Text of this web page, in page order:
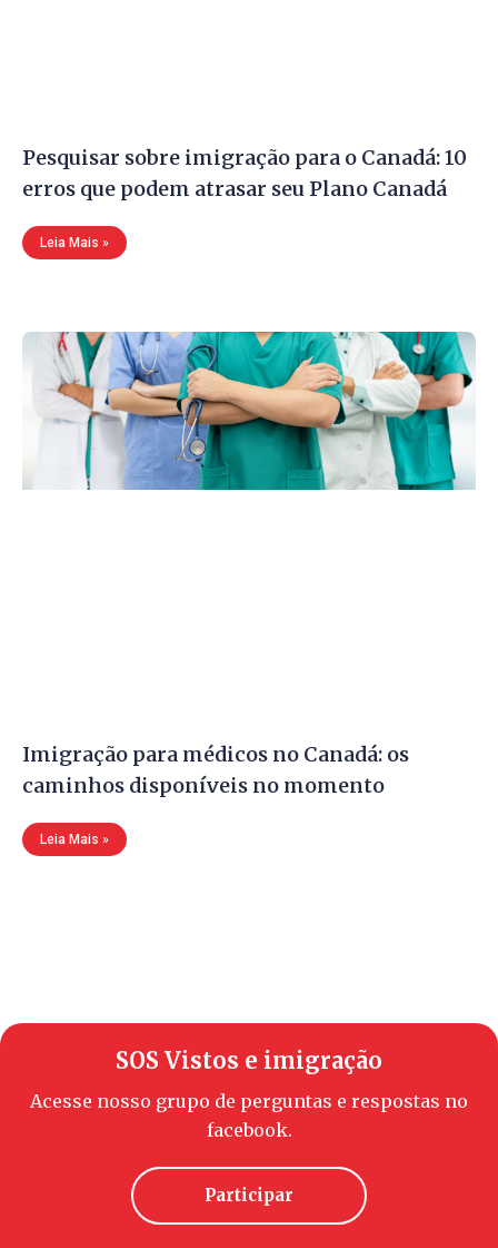
Pesquisar sobre imigração para o Canadá: 10
erros que podem atrasar seu Plano Canadá
Leia Mais »
Imigração para médicos no Canadá: os
caminhos disponíveis no momento
Leia Mais »
SOS Vistos e imigração
Acesse nosso grupo de perguntas e respostas no
facebook.
Participar